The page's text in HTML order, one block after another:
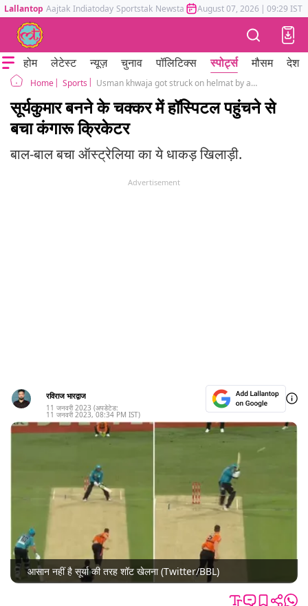
Lallantop Aajtak Indiatoday Sportstak Newstak Mumbai Tak Astrotak
August 07, 2026 | 09:29 IST
होम लेटेस्ट न्यूज़ चुनाव पॉलिटिक्स स्पोर्ट्स मौसम देश
Home Sports Usman khwaja got struck on helmat by a bouncer from Jason behrandorff In BBL Match
सूर्यकुमार बनने के चक्कर में हॉस्पिटल पहुंचने से
बचा कंगारू क्रिकेटर
बाल-बाल बचा ऑस्ट्रेलिया का ये धाकड़ खिलाड़ी.
Advertisement
रविराज भारद्वाज
11 जनवरी 2023 (अपडेटेड:
11 जनवरी 2023, 08:34 PM IST)
आसान नहीं है सूर्या की तरह शॉट खेलना (Twitter/BBL)